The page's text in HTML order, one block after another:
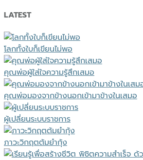
LATEST
โลกทั้งใบก็เขียนไม่พอ
คุณพ่อผู้ใส่ใจความรู้สึกเสมอ
คุณพ่อมองจากข้างนอกเข้ามาข้างในเสมอ
ผู้เปลี่ยนระบบราชการ
ภาวะวิกฤตต้มยำกุ้ง